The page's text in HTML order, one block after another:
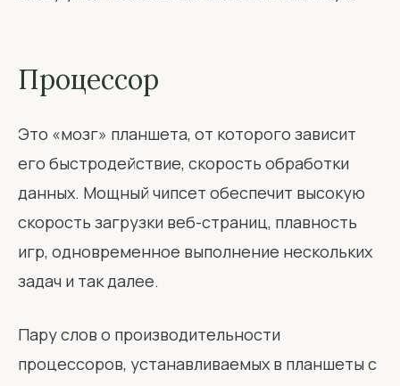
Процессор
Это «мозг» планшета, от которого зависит
его быстродействие, скорость обработки
данных. Мощный чипсет обеспечит высокую
скорость загрузки веб-страниц, плавность
игр, одновременное выполнение нескольких
задач и так далее.
Пару слов о производительности
процессоров, устанавливаемых в планшеты с